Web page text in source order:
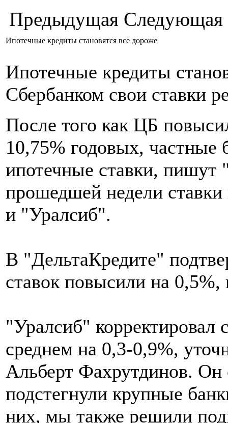
Предыдущая Следующая
Ипотечные кредиты становятся все дороже
Ипотечные кредиты
Сбербанком свои ставки
После того как ЦБ
10,75% годовых, частные
ипотечные ставки,
прошедшей недели
и "Уралсиб".
В "ДельтаКредите"
ставок повысили на
"Уралсиб" корректировал
среднем на 0,3-0,9%,
Альберт Фахрутдинов. Он
подстегнули крупные
них, мы также решили